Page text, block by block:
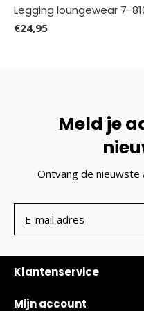
Legging loungewear 7-
€24,95
Meld je
Ontvang de nieuwste
Klantenservice
Mijn account